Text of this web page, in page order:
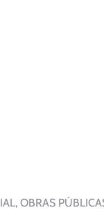
OBRAS